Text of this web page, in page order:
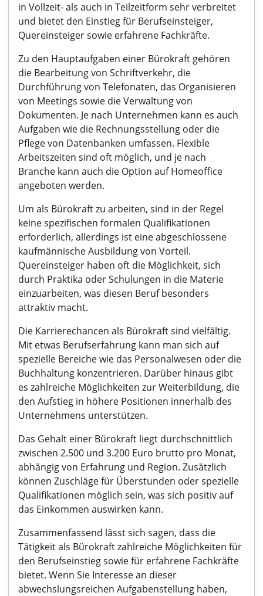
in Vollzeit- als auch in Teilzeitform sehr verbreitet
und bietet den Einstieg für Berufseinsteiger,
Quereinsteiger sowie erfahrene Fachkräfte.
Zu den Hauptaufgaben einer Bürokraft gehören
die Bearbeitung von Schriftverkehr, die
Durchführung von Telefonaten, das Organisieren
von Meetings sowie die Verwaltung von
Dokumenten. Je nach Unternehmen kann es auch
Aufgaben wie die Rechnungsstellung oder die
Pflege von Datenbanken umfassen. Flexible
Arbeitszeiten sind oft möglich, und je nach
Branche kann auch die Option auf Homeoffice
angeboten werden.
Um als Bürokraft zu arbeiten, sind in der Regel
keine spezifischen formalen Qualifikationen
erforderlich, allerdings ist eine abgeschlossene
kaufmännische Ausbildung von Vorteil.
Quereinsteiger haben oft die Möglichkeit, sich
durch Praktika oder Schulungen in die Materie
einzuarbeiten, was diesen Beruf besonders
attraktiv macht.
Die Karrierechancen als Bürokraft sind vielfältig.
Mit etwas Berufserfahrung kann man sich auf
spezielle Bereiche wie das Personalwesen oder die
Buchhaltung konzentrieren. Darüber hinaus gibt
es zahlreiche Möglichkeiten zur Weiterbildung, die
den Aufstieg in höhere Positionen innerhalb des
Unternehmens unterstützen.
Das Gehalt einer Bürokraft liegt durchschnittlich
zwischen 2.500 und 3.200 Euro brutto pro Monat,
abhängig von Erfahrung und Region. Zusätzlich
können Zuschläge für Überstunden oder spezielle
Qualifikationen möglich sein, was sich positiv auf
das Einkommen auswirken kann.
Zusammenfassend lässt sich sagen, dass die
Tätigkeit als Bürokraft zahlreiche Möglichkeiten für
den Berufseinstieg sowie für erfahrene Fachkräfte
bietet. Wenn Sie Interesse an dieser
abwechslungsreichen Aufgabenstellung haben,